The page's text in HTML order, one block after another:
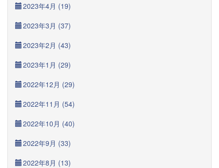
2023年4月 (19)
2023年3月 (37)
2023年2月 (43)
2023年1月 (29)
2022年12月 (29)
2022年11月 (54)
2022年10月 (40)
2022年9月 (33)
2022年8月 (13)